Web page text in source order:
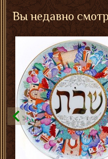
Вы недавно